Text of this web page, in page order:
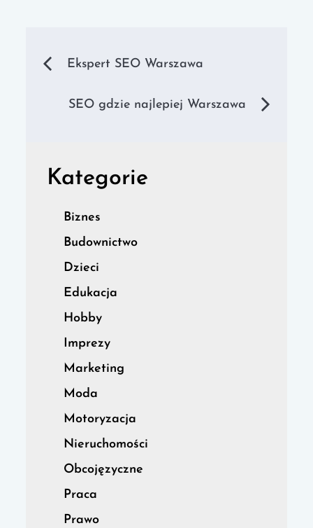
Nawigacja
wpisu
Ekspert SEO Warszawa
SEO gdzie najlepiej Warszawa
Kategorie
Biznes
Budownictwo
Dzieci
Edukacja
Hobby
Imprezy
Marketing
Moda
Motoryzacja
Nieruchomości
Obcojęzyczne
Praca
Prawo